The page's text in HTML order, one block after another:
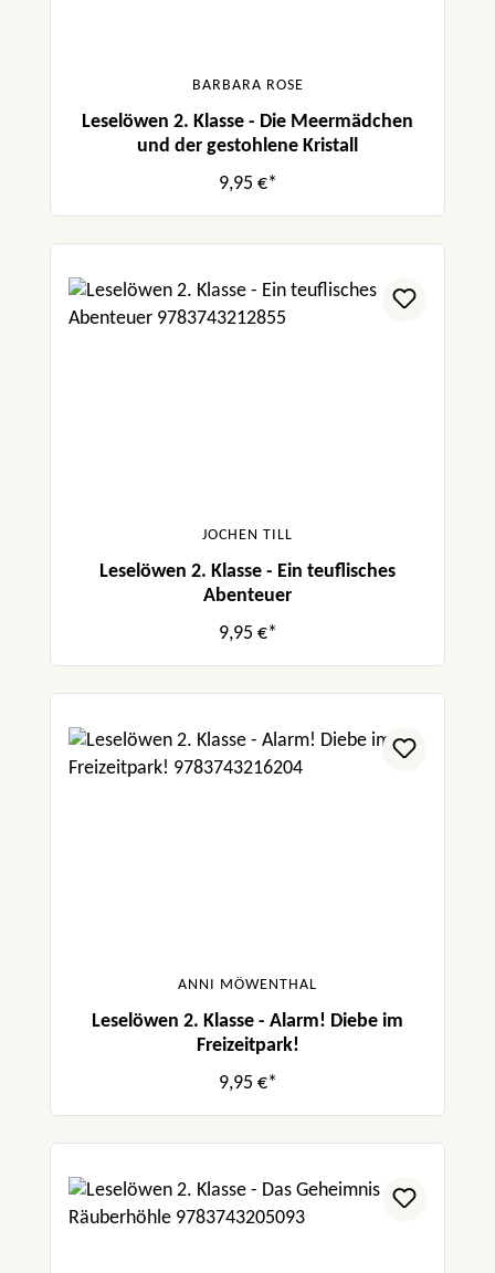
BARBARA ROSE
Leselöwen 2. Klasse - Die Meermädchen
und der gestohlene Kristall
9,95 €*
JOCHEN TILL
Leselöwen 2. Klasse - Ein teuflisches
Abenteuer
9,95 €*
ANNI MÖWENTHAL
Leselöwen 2. Klasse - Alarm! Diebe im
Freizeitpark!
9,95 €*